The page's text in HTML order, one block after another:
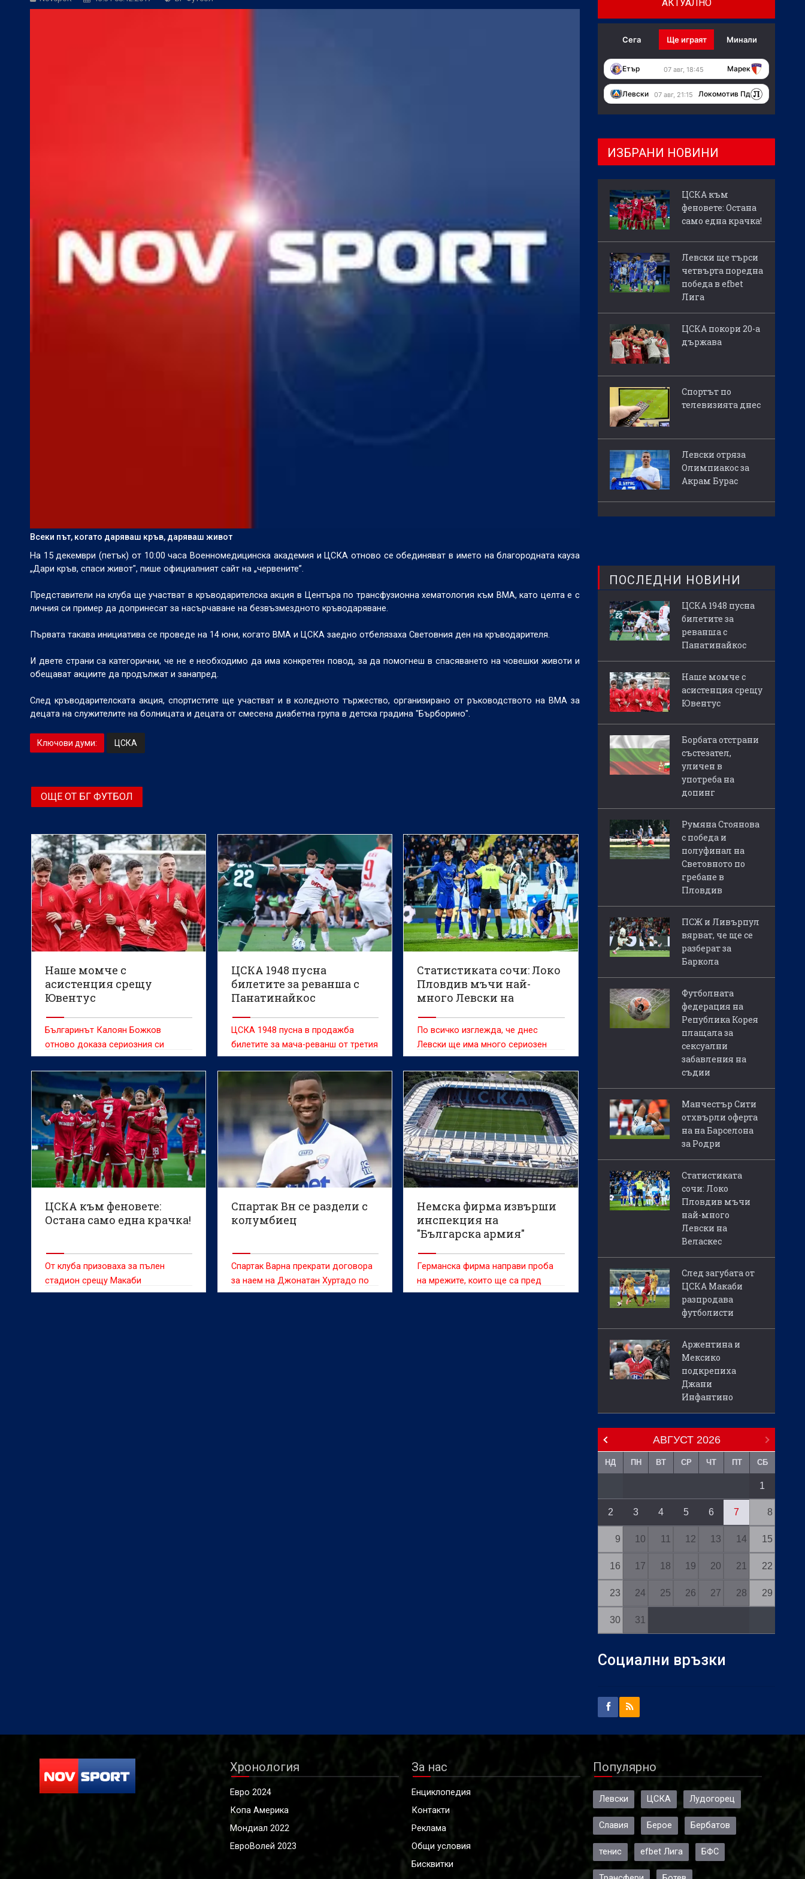
БГ Футбол:Левски ще търси четвърта поредна победа в efbet Лига
Всеки път, когато даряваш кръв, даряваш живот
На 15 декември (петък) от 10:00 часа Военномедицинска академия и ЦСКА отново се обединяват в името на благородната кауза
„Дари кръв, спаси живот", пише официалният сайт на „червените”.
Представители на клуба ще участват в кръводарителска акция в Центъра по трансфузионна хематология към ВМА, като целта е с
личния си пример да допринесат за насърчаване на безвъзмездното кръводаряване.
Първата такава инициатива се проведе на 14 юни, когато ВМА и ЦСКА заедно отбелязаха Световния ден на кръводарителя.
И двете страни са категорични, че не е необходимо да има конкретен повод, за да помогнеш в спасяването на човешки животи и
обещават акциите да продължат и занапред.
След кръводарителската акция, спортистите ще участват и в коледното тържество, организирано от ръководството на ВМА за
децата на служителите на болницата и децата от смесена диабетна група в детска градина "Бърборино".
Ключови думи: ЦСКА
ОЩЕ ОТ БГ ФУТБОЛ
Наше момче с
асистенция срещу
Ювентус
Българинът Калоян Божков
отново доказа сериозния си
потенциал, след като направи
много силен мач за Динамо
(Загреб) при поражението с 2:3 от
Ювентус (Торино) в първия кръг на
международния младежки турнир
„Младен Рамляк“.
ЦСКА 1948 пусна
билетите за реванша с
Панатинайкос
ЦСКА 1948 пусна в продажба
билетите за мача-реванш от третия
квалификационен кръг в Лигата на
конференциите срещу
Панатинайкос през следващата
седмица.
Статистиката сочи: Локо
Пловдив мъчи най-
много Левски на
По всичко изглежда, че днес
Левски ще има много сериозен
тест срещу Локомотив Пд.
ЦСКА към феновете:
Остана само една крачка!
От клуба призоваха за пълен
стадион срещу Макаби
Спартак Вн се раздели с
колумбиец
Спартак Варна прекрати договора
за наем на Джонатан Хуртадо по
семейни причини.
Немска фирма извърши
инспекция на
"Българска армия"
Германска фирма направи проба
на мрежите, които ще са пред
секторите "Г" и "Б" на стадион
АКТУАЛНО
Сега Ще играят Минали
Етър 07 авг, 18:45 Марек
Левски 07 авг, 21:15 Локомотив Пд
ИЗБРАНИ НОВИНИ
ЦСКА към
феновете: Остана
само една крачка!
Левски ще търси
четвърта поредна
победа в efbet
Лига
ЦСКА покори 20-а
държава
Спортът по
телевизията днес
Левски отряза
Олимпиакос за
Акрам Бурас
ПОСЛЕДНИ НОВИНИ
ЦСКА 1948 пусна
билетите за
реванша с
Панатинайкос
Наше момче с
асистенция срещу
Ювентус
Борбата отстрани
състезател,
уличен в
употреба на
допинг
Румяна Стоянова
с победа и
полуфинал на
Световното по
гребане в
Пловдив
ПСЖ и Ливърпул
вярват, че ще се
разберат за
Баркола
Футболната
федерация на
Република Корея
плащала за
сексуални
забавления на
съдии
Манчестър Сити
отхвърли оферта
на на Барселона
за Родри
Статистиката
сочи: Локо
Пловдив мъчи
най-много
Левски на
Веласкес
След загубата от
ЦСКА Макаби
разпродава
футболисти
Аржентина и
Мексико
подкрепиха
Джани
Инфантино
АВГУСТ 2026
НД ПН ВТ СР ЧТ ПТ СБ
1
2 3 4 5 6 7 8
9 10 11 12 13 14 15
16 17 18 19 20 21 22
23 24 25 26 27 28 29
30 31
Социални връзки
Хронология
Евро 2024
Копа Америка
Мондиал 2022
ЕвроВолей 2023
За нас
Енциклопедия
Контакти
Реклама
Общи условия
Бисквитки
Популярно
Левски ЦСКА Лудогорец
Славия Берое Бербатов
тенис efbet Лига БФС